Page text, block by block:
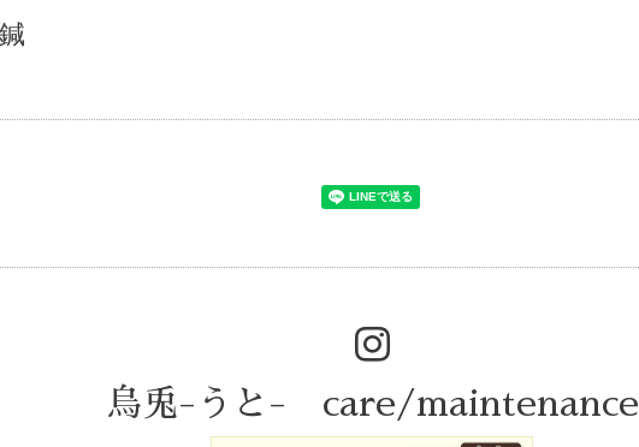
烏兎-うと- care/maintenance